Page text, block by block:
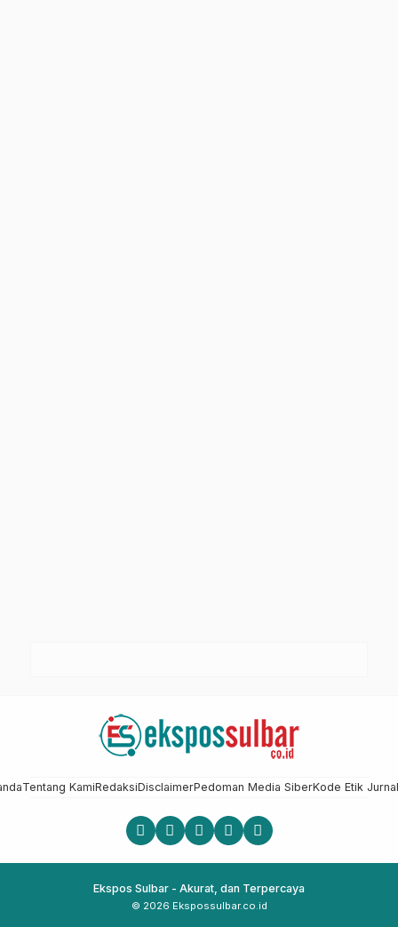
Tentang KamiRedaksiDisclaimerPedoman Media SiberKode Etik
Ekspos Sulbar - Akurat, dan Terpercaya
© 2026 Ekspossulbar.co.id